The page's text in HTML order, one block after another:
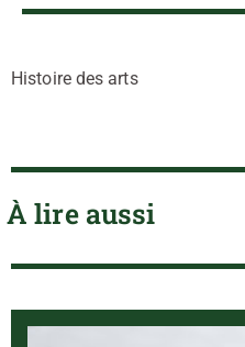
Histoire des arts
À lire aussi